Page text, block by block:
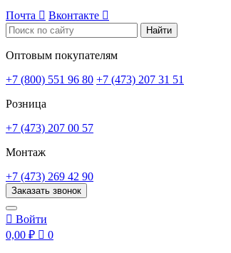
Почта  Вконтакте 
Найти
Оптовым покупателям
+7 (800) 551 96 80 +7 (473) 207 31 51
Розница
+7 (473) 207 00 57
Монтаж
+7 (473) 269 42 90
Заказать звонок
 Войти
0,00 ₽  0